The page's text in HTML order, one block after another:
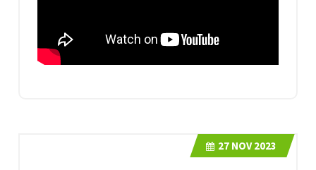
27 NOV 2023